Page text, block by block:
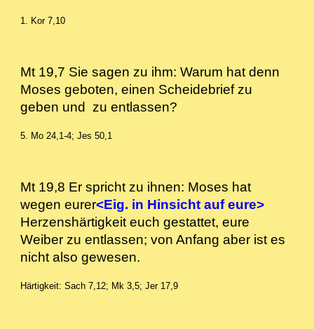
1. Kor 7,10
Mt 19,7 Sie sagen zu ihm: Warum hat denn
Moses geboten, einen Scheidebrief zu
geben und zu entlassen?
5. Mo 24,1-4; Jes 50,1
Mt 19,8 Er spricht zu ihnen: Moses hat
wegen eurer<Eig. in Hinsicht auf eure>
Herzenshärtigkeit euch gestattet, eure
Weiber zu entlassen; von Anfang aber ist es
nicht also gewesen.
Härtigkeit: Sach 7,12; Mk 3,5; Jer 17,9